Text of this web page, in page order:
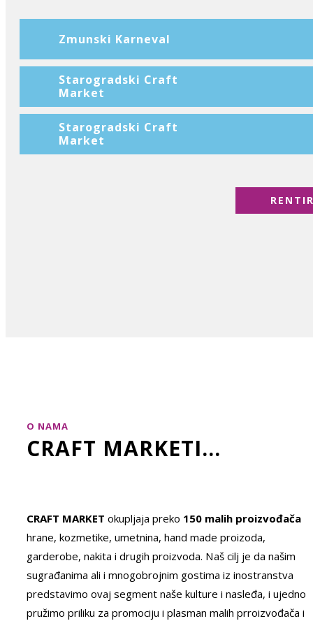
Zmunski Karneval
Starogradski Craft
Market
Starogradski Craft
Market
O NAMA
CRAFT MARKETI...
CRAFT MARKET okupljaja preko 150 malih proizvođača
hrane, kozmetike, umetnina, hand made proizoda,
garderobe, nakita i drugih proizvoda. Naš cilj je da našim
sugrađanima ali i mnogobrojnim gostima iz inostranstva
predstavimo ovaj segment naše kulture i nasleđa, i ujedno
pružimo priliku za promociju i plasman malih prroizvođača i